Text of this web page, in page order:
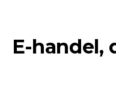
E-handel,